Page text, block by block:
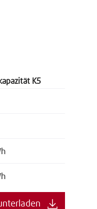
K5